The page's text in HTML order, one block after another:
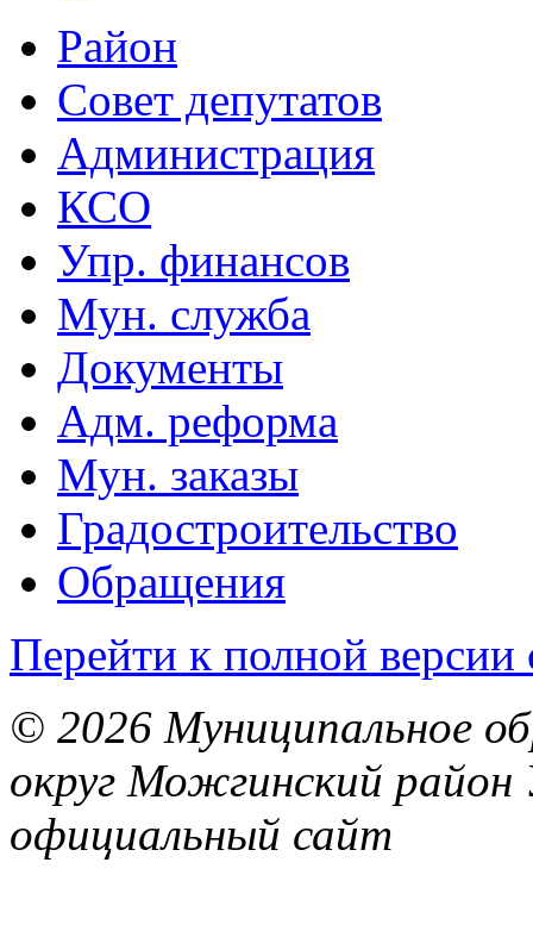
Район
Совет депутатов
Администрация
КСО
Упр. финансов
Мун. служба
Документы
Адм. реформа
Мун. заказы
Градостроительство
Обращения
Перейти к полной версии
© 2026 Муниципальное
округ Можгинский район
официальный сайт